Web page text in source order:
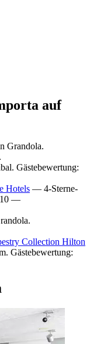
auf
Grandola.
Gästebewertung:
Hotels — 4-Sterne-
10 —
Collection Hilton
Gästebewertung: